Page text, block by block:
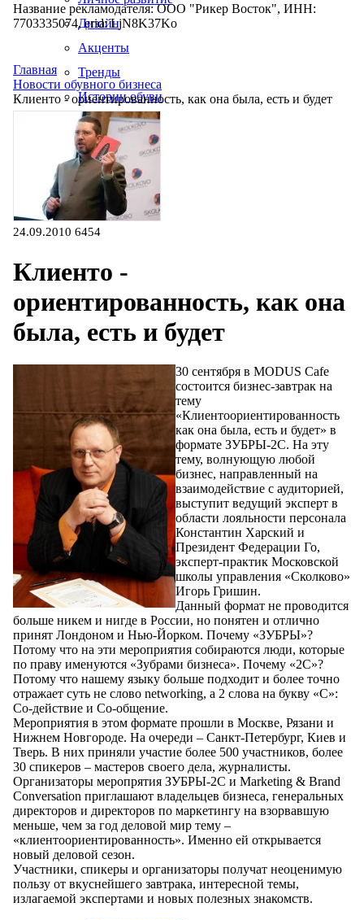
Дизайн
Акценты
Тренды
Истории обуви
Производство
Название рекламодателя: ООО "Рикер Восток", ИНН:
7703335074, erid: LjN8K37Ko
Главная
Новости обувного бизнеса
Клиенто - ориентированность, как она была, есть и будет
24.09.2010 6454
Клиенто -
ориентированность, как она
была, есть и будет
30 сентября в MODUS Cafe
состоится бизнес-завтрак на
тему
«Клиентоориентированность
как она была, есть и будет» в
формате ЗУБРЫ-2С. На эту
тему, волнующую любой
бизнес, направленный на
взаимодействие с аудиторией,
выступит ведущий эксперт в
области лояльности персонала
Константин Харский и
Президент Федерации Го,
эксперт-практик Московской
школы управления «Сколково»
Игорь Гришин.
Данный формат не проводится
больше никем и нигде в России, но понятен и отлично
принят Лондоном и Нью-Йорком. Почему «ЗУБРЫ»?
Потому что на эти мероприятия собираются люди, которые
по праву именуются «Зубрами бизнеса». Почему «2С»?
Потому что нашему языку больше подходит и более точно
отражает суть не слово networking, а 2 слова на букву «С»:
Со-действие и Со-общение.
Мероприятия в этом формате прошли в Москве, Рязани и
Нижнем Новгороде. На очереди – Санкт-Петербург, Киев и
Тверь. В них приняли участие более 500 участников, более
30 спикеров – мастеров своего дела, журналисты.
Организаторы меропрятия ЗУБРЫ-2С и Marketing & Brand
Conversation приглашают владельцев бизнеса, генеральных
директоров и директоров по маркетингу на взорвавшую
меньше, чем за год деловой мир тему –
«клиентоориентированность». Именно ей открывается
новый деловой сезон.
Участники, спикеры и организаторы получат неоценимую
пользу от вкуснейшего завтрака, интересной темы,
излагаемой экспертами и новых полезных знакомств.